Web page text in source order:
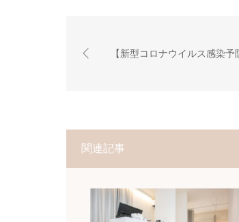
【新型コロナウイルス感染予
関連記事